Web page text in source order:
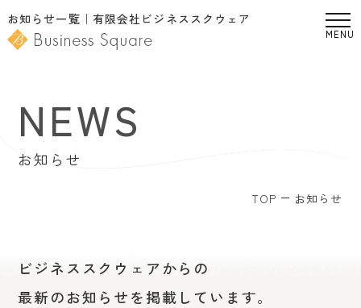
お知らせ一覧｜有限会社ビジネススクウェア
NEWS
お知らせ
TOP お知らせ
ビジネススクウェアからの
最新のお知らせを掲載しています。